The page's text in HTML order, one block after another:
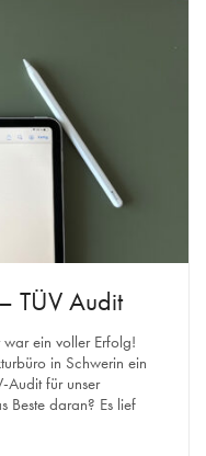
TÜV Audit
war ein voller Erfolg!
in Schwerin ein
Audit für unser
Beste daran? Es lief